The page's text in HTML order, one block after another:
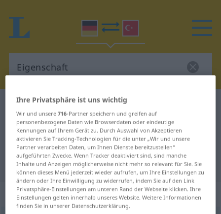
Deutsch-Türkisch Wörterbuch
Deutsch-Türkisch Übersetzung für
"Eigenschaft"
"Eigenschaft" Türkisch Übersetzung
„Eigenschaft“: weiblich
Ihre Privatsphäre ist uns wichtig
Wir und unsere716-Partner speichern und greifen auf
personenbezogene Daten wie Browserdaten oder eindeutige
Kennungen auf Ihrem Gerät zu. Durch Auswahl von Akzeptieren
aktivieren Sie Tracking-Technologien für die unter „Wir und unsere
Partner verarbeiten Daten, um Ihnen Dienste bereitzustellen“
aufgeführten Zwecke. Wenn Tracker deaktiviert sind, sind manche
Inhalte und Anzeigen möglicherweise nicht mehr so relevant für Sie. Sie
können dieses Menü jederzeit wieder aufrufen, um Ihre Einstellungen zu
ändern oder Ihre Einwilligung zu widerrufen, indem Sie auf den Link
Privatsphäre-Einstellungen am unteren Rand der Webseite klicken. Ihre
Einstellungen gelten innerhalb unseres Website. Weitere Informationen
finden Sie in unserer Datenschutzerklärung.